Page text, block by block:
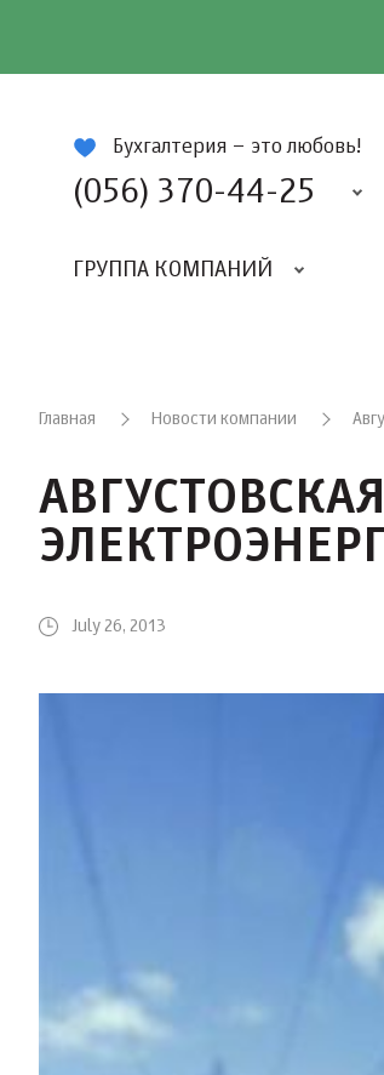
Бухгалтерия – это любовь!
(056) 370-44-25
ГРУППА КОМПАНИЙ
Главная Новости компании
July 26, 2013